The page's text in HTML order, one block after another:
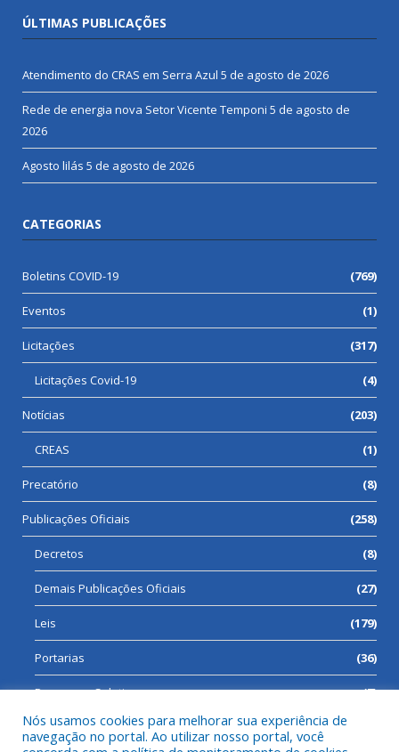
ÚLTIMAS PUBLICAÇÕES
Atendimento do CRAS em Serra Azul 5 de agosto de 2026
Rede de energia nova Setor Vicente Temponi 5 de agosto de
2026
Agosto lilás 5 de agosto de 2026
CATEGORIAS
Boletins COVID-19 (769)
Eventos (1)
Licitações (317)
Licitações Covid-19 (4)
Notícias (203)
CREAS (1)
Precatório (8)
Publicações Oficiais (258)
Decretos (8)
Demais Publicações Oficiais (27)
Leis (179)
Portarias (36)
Processos Seletivos (7)
Nós usamos cookies para melhorar sua experiência de
navegação no portal. Ao utilizar nosso portal, você